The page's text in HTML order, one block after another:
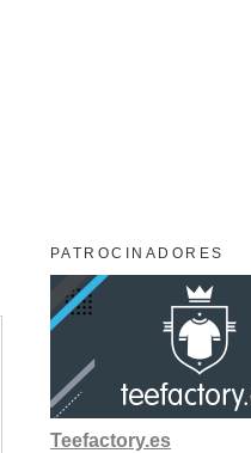
PATROCINADORES
Teefactory.es